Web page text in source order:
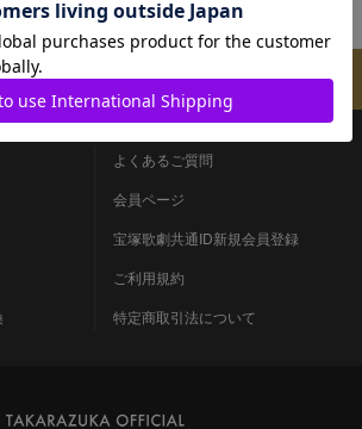
メールマガジンのご案内
よくあるご質問
会員ページ
宝塚歌劇共通ID新規会員登録
ご利用規約
特定商取引法について